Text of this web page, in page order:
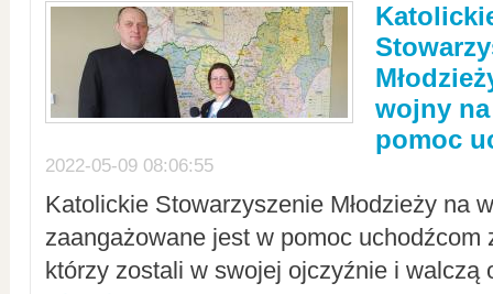
wojny
pomoc
2022-05-09 08:06:55
Katolickie Stowarzyszenie Młodzieży na
zaangażowane jest w pomoc uchodźcom
którzy zostali w swojej ojczyźnie i walczą